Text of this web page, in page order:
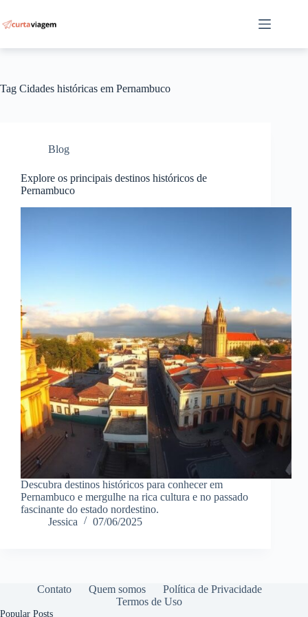
para
o
Tag Cidades históricas em Pernambuco
Blog
Explore os principais destinos históricos de
Pernambuco
Descubra destinos históricos para conhecer em
Pernambuco e mergulhe na rica cultura e no passado
fascinante do estado nordestino.
Jessica
07/06/2025
Contato Quem somos
Política de Privacidade
Termos de Uso
Popular Posts